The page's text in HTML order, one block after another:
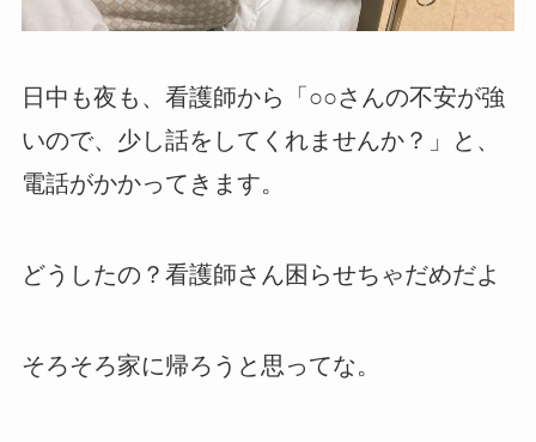
日中も夜も、看護師から「○○さんの不安が強
いので、少し話をしてくれませんか？」と、
電話がかかってきます。
どうしたの？看護師さん困らせちゃだめだよ
そろそろ家に帰ろうと思ってな。